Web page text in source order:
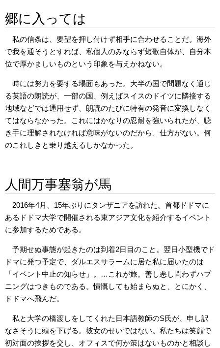
郷に入っては
私の信条は、要望を押し付けず相手に合わせることだ。海外
で我を通そうとすれば、私個人のみならず短歌自体が、自分本
位で厚かましいものという印象を与えかねない。
時には努力を要する場面もあった。大半の国で問題なく通じ
る英語の朗読が、一部の国、例えばスイスのドイツに隣接する
地域などでは通用せず、朗読のたびに特有の発音に変換しなく
てはならなかった。これにはかなりの忍耐を強いられたが、聴
き手に理解されなければ意味がないのだから、仕方がない。何
のこれしきと乗り越えるしかなかった。
人間万事塞翁が馬
2016年4月、15年ぶりにタンザニアを訪れた。首都ドドマに
あるドドマ大学で開催される東アジア文化を紹介するイベント
に参加するためである。
予期せぬ事態が起きたのは到着2日目のこと。翌日小型機でド
ドマに発つ予定で、ダルエスサラームに居た私に届いたのは
「イベント中止の知らせ」。…これが旅。善し悪し問わずハプ
ニングはつきものである。憤慨しても始まらぬと、とにかく、
ドドマへ飛んだ。
私と大学の橋渡しをしてくれた日本語教師のS氏が、申し訳
なさそうに頭を下げる。彼女のせいではない。私たちは笑顔で
初対面の挨拶を交し、オフィスで何か策はないものかと相談し